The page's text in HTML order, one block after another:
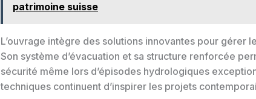
patrimoine suisse
L’ouvrage intègre des solutions innovantes pour gérer
Son système d’évacuation et sa structure renforcée
sécurité même lors d’épisodes hydrologiques
techniques continuent d’inspirer les projets